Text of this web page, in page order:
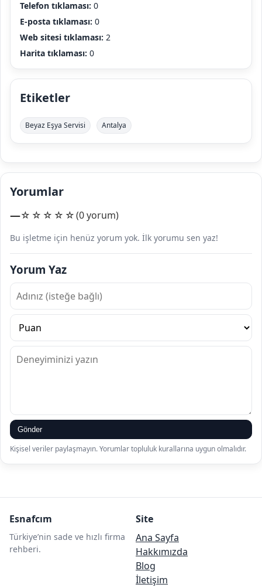
Telefon tıklaması: 0
E-posta tıklaması: 0
Web sitesi tıklaması: 2
Harita tıklaması: 0
Etiketler
Beyaz Eşya Servisi Antalya
Yorumlar
—☆☆☆☆☆(0 yorum)
Bu işletme için henüz yorum yok. İlk yorumu sen yaz!
Yorum Yaz
Gönder
Kişisel veriler paylaşmayın. Yorumlar topluluk kurallarına uygun olmalıdır.
Esnafcım
Türkiye’nin sade ve hızlı firma
rehberi.
Site
Ana Sayfa
Hakkımızda
Blog
İletişim